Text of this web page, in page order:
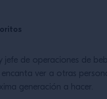
jefe de operaciones de
ver a otras
generación a hacer.